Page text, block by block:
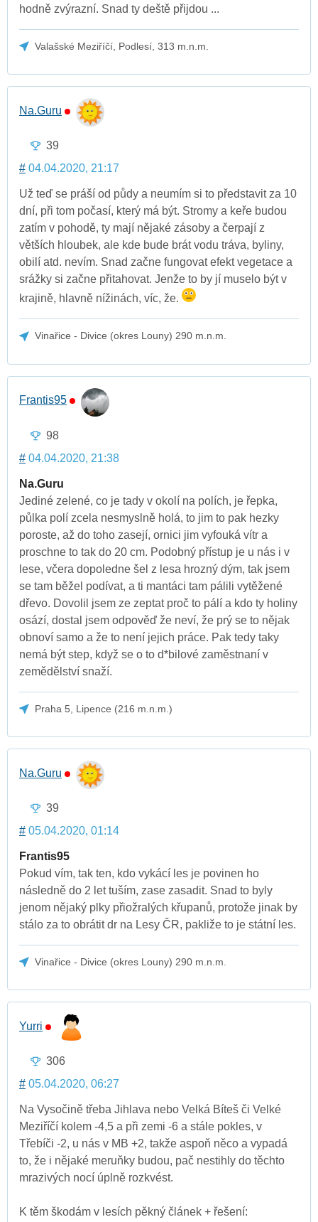
hodně zvýrazní. Snad ty deště přijdou ...
Valašské Meziříčí, Podlesí, 313 m.n.m.
Na.Guru
39
# 04.04.2020, 21:17
Už teď se práší od půdy a neumím si to představit za 10
dní, při tom počasí, který má být. Stromy a keře budou
zatím v pohodě, ty mají nějaké zásoby a čerpají z
větších hloubek, ale kde bude brát vodu tráva, byliny,
obilí atd. nevím. Snad začne fungovat efekt vegetace a
srážky si začne přitahovat. Jenže to by jí muselo být v
krajině, hlavně nížinách, víc, že.
Vinařice - Divice (okres Louny) 290 m.n.m.
Frantis95
98
# 04.04.2020, 21:38
Na.Guru
Jediné zelené, co je tady v okolí na polích, je řepka,
půlka polí zcela nesmyslně holá, to jim to pak hezky
poroste, až do toho zasejí, ornici jim vyfouká vítr a
proschne to tak do 20 cm. Podobný přístup je u nás i v
lese, včera dopoledne šel z lesa hrozný dým, tak jsem
se tam běžel podívat, a ti mantáci tam pálili vytěžené
dřevo. Dovolil jsem ze zeptat proč to pálí a kdo ty holiny
osází, dostal jsem odpověď že neví, že prý se to nějak
obnoví samo a že to není jejich práce. Pak tedy taky
nemá být step, když se o to d*bilové zaměstnaní v
zemědělství snaží.
Praha 5, Lipence (216 m.n.m.)
Na.Guru
39
# 05.04.2020, 01:14
Frantis95
Pokud vím, tak ten, kdo vykácí les je povinen ho
následně do 2 let tuším, zase zasadit. Snad to byly
jenom nějaký plky přiožralých křupanů, protože jinak by
stálo za to obrátit dr na Lesy ČR, pakliže to je státní les.
Vinařice - Divice (okres Louny) 290 m.n.m.
Yurri
306
# 05.04.2020, 06:27
Na Vysočině třeba Jihlava nebo Velká Bíteš či Velké
Meziříčí kolem -4,5 a při zemi -6 a stále pokles, v
Třebíči -2, u nás v MB +2, takže aspoň něco a vypadá
to, že i nějaké meruňky budou, pač nestihly do těchto
mrazivých nocí úplně rozkvést.
K těm škodám v lesích pěkný článek + řešení: